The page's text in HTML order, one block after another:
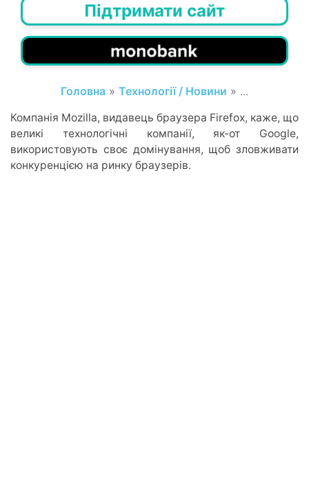
Підтримати сайт
Головна » Технології / Новини » ...
Компанія Mozilla, видавець браузера Firefox, каже, що
великі технологічні компанії, як-от Google,
використовують своє домінування, щоб зловживати
конкуренцією на ринку браузерів.